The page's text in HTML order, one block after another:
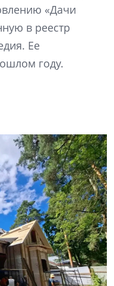
«Дачи
в реестр
Ее
году.